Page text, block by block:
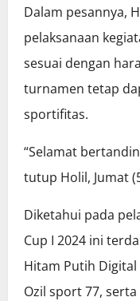
Dalam pesannya,
pelaksanaan
sesuai dengan
turnamen tetap
sportifitas.
“Selamat
tutup Holil, Jumat
Diketahui pada
Cup I 2024 ini
Hitam Putih
Ozil sport 77,